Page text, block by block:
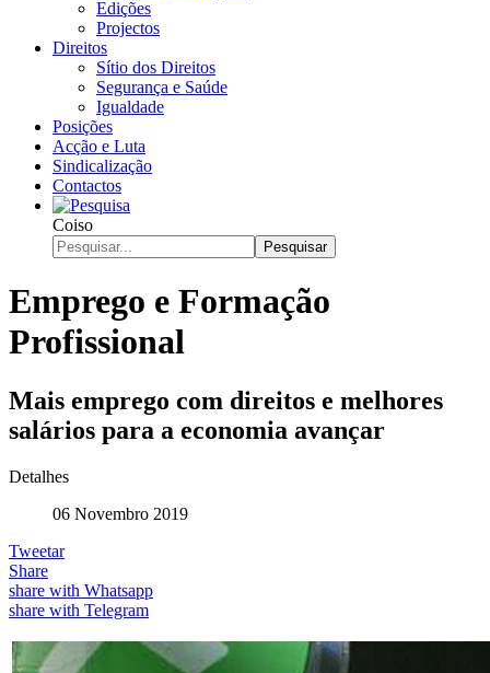
Edições
Projectos
Direitos
Sítio dos Direitos
Segurança e Saúde
Igualdade
Posições
Acção e Luta
Sindicalização
Contactos
Coiso
Pesquisar
Emprego e Formação
Profissional
Mais emprego com direitos e melhores
salários para a economia avançar
Detalhes
06 Novembro 2019
Tweetar
Share
share with Whatsapp
share with Telegram